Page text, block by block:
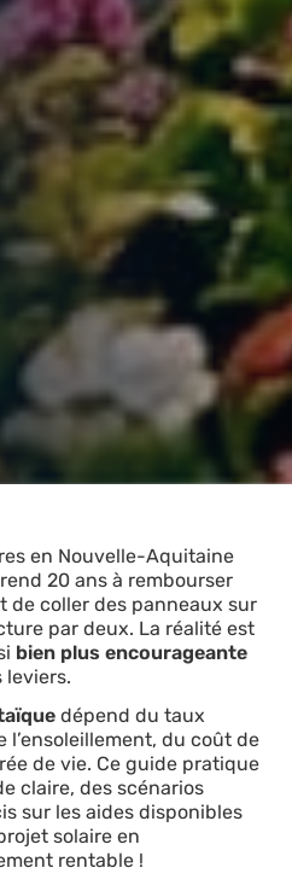
en Nouvelle-Aquitaine
20 ans à rembourser
de coller des panneaux sur
par deux. La réalité est
bien plus encourageante
leviers.
dépend du taux
l’ensoleillement, du coût de
de vie. Ce guide pratique
claire, des scénarios
sur les aides disponibles
solaire en
rentable !